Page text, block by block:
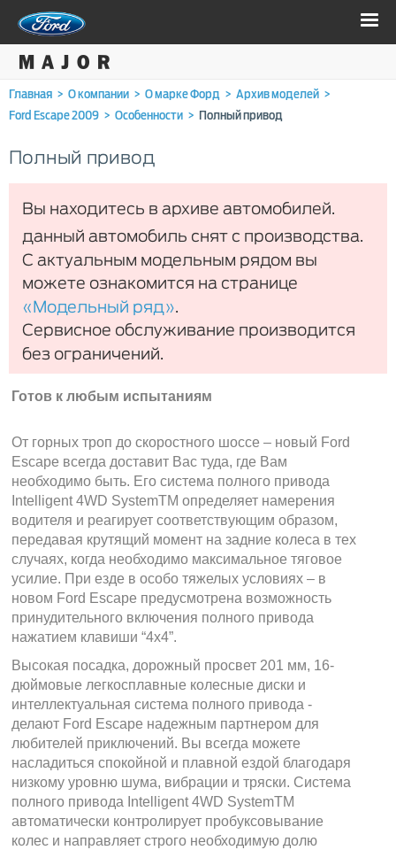
Главная > О компании > О марке Форд > Архив моделей >
Ford Escape 2009 > Особенности > Полный привод
Полный привод
Вы находитесь в архиве автомобилей.
данный автомобиль снят с производства.
С актуальным модельным рядом вы
можете ознакомится на странице
«Модельный ряд»
Сервисное обслуживание производится
без ограничений.
Готов к любым испытаниям
От горных троп до скоростного шоссе – новый Ford
Escape всегда доставит Вас туда, где Вам
необходимо быть. Его система полного привода
Intelligent 4WD SystemTM определяет намерения
водителя и реагирует соответствующим образом,
передавая крутящий момент на задние колеса в тех
случаях, когда необходимо максимальное тяговое
усилие. При езде в особо тяжелых условиях – в
новом Ford Escape предусмотрена возможность
принудительного включения полного привода
нажатием клавиши “4х4”.
Высокая посадка, дорожный просвет 201 мм, 16-
дюймовые легкосплавные колесные диски и
интеллектуальная система полного привода -
делают Ford Escape надежным партнером для
любителей приключений. Вы всегда можете
насладиться спокойной и плавной ездой благодаря
низкому уровню шума, вибрации и тряски. Система
полного привода Intelligent 4WD SystemTM
автоматически контролирует пробуксовывание
колес и направляет строго необходимую долю